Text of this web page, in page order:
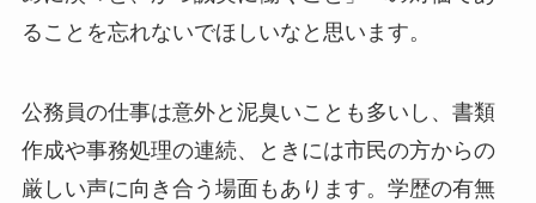
ることを忘れないでほしいなと思います。
公務員の仕事は意外と泥臭いことも多いし、書類
作成や事務処理の連続、ときには市民の方からの
厳しい声に向き合う場面もあります。学歴の有無